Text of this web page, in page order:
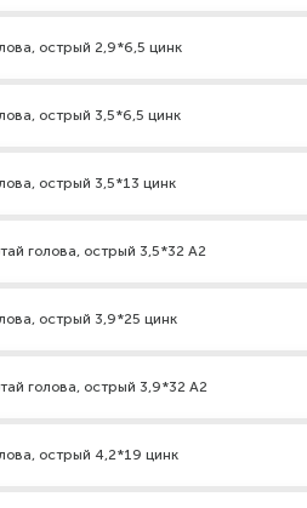
острый 2,9*6,5 цинк
острый 3,5*6,5 цинк
острый 3,5*13 цинк
голова, острый 3,5*32 А2
острый 3,9*25 цинк
голова, острый 3,9*32 А2
острый 4,2*19 цинк